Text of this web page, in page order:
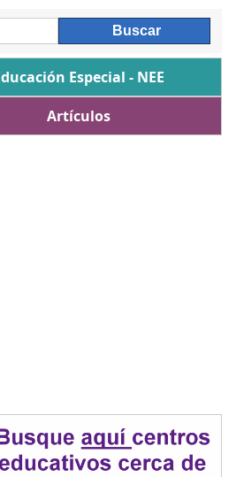
Especial - NEE
Artículos